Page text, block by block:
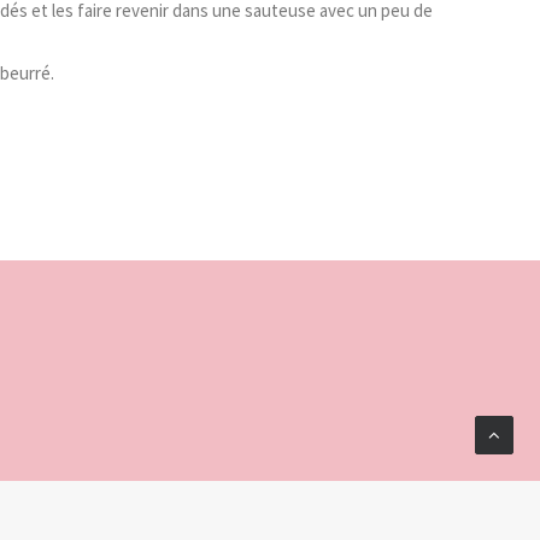
et les faire revenir dans une sauteuse avec un peu de